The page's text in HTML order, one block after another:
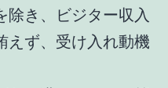
除き、ビジター収入
えず、受け入れ動機